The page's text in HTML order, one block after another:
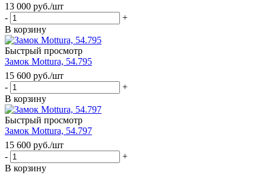
13 000 руб./шт
-
+
В корзину
Быстрый просмотр
Замок Mottura, 54.795
15 600 руб./шт
-
+
В корзину
Быстрый просмотр
Замок Mottura, 54.797
15 600 руб./шт
-
+
В корзину